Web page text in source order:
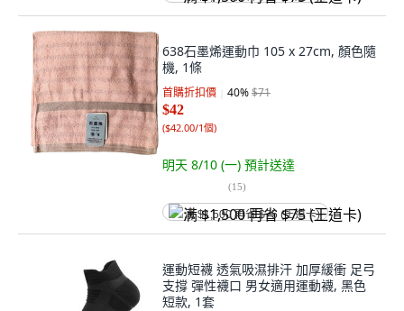
638石墨烯運動巾 105 x 27cm, 顏色隨
機, 1條
首購折扣價 40%$71
$42
($42.00/1個)
明天 8/10 (一) 預計送達
(15)
满 $1,500 再省 $75 (王道卡)
運動短襪 透氣吸濕排汗 加厚緩衝 足弓
支撐 彈性襪口 男女適用運動襪, 黑色
短款, 1套